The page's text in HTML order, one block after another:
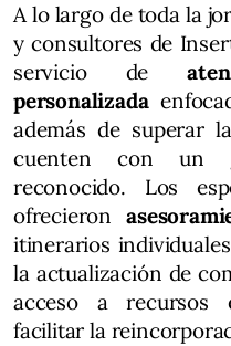
A lo largo de toda la
y consultores de
servicio de
personalizada
además de superar
cuenten con un
reconocido. Los
ofrecieron
itinerarios
la actualización de
acceso a recursos
facilitar la